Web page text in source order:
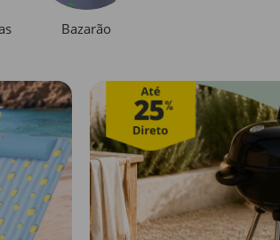
Bazarão